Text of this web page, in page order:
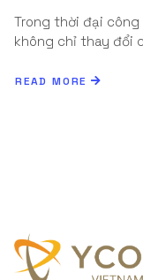
Trong thời đại công
không chỉ thay đổi
READ MORE